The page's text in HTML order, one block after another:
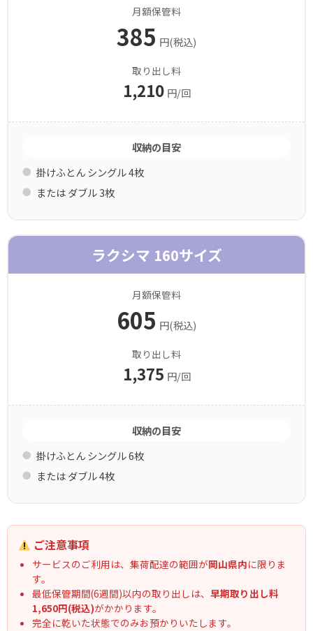
月額保管料
385 円(税込)
取り出し料
1,210 円/回
収納の目安
掛けふとん シングル 4枚
または ダブル 3枚
ラクシマ 160サイズ
月額保管料
605 円(税込)
取り出し料
1,375 円/回
収納の目安
掛けふとん シングル 6枚
または ダブル 4枚
ご注意事項
サービスのご利用は、集荷配達の範囲が岡山県内に限りま
す。
最低保管期間(6週間)以内の取り出しは、 早期取り出し料
1,650円(税込)がかかります。
完全に乾いた状態でのみお預かりいたします。